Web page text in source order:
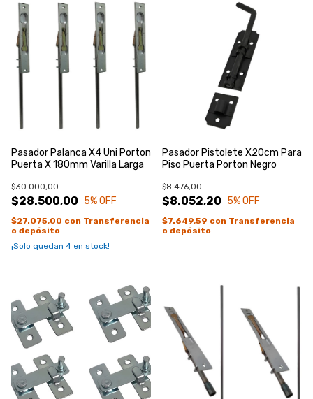
Pasador Palanca X4 Uni Porton
Puerta X 180mm Varilla Larga
$28.500,00
$30.000,00
5% OFF
$27.075,00 con Transferencia
o depósito
¡Solo quedan 4 en stock!
Pasador Pistolete X20cm Para
Piso Puerta Porton Negro
$8.052,20
$8.476,00
5% OFF
$7.649,59 con Transferencia
o depósito